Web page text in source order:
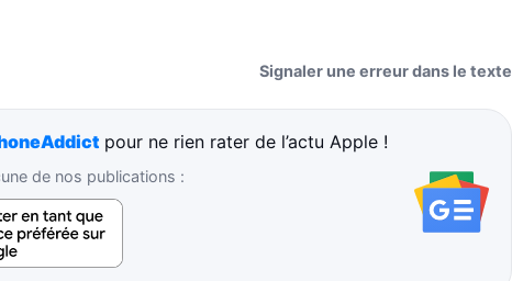
Signaler une erreur dans le texte
pour ne rien rater de l’actu Apple !
de nos publications :